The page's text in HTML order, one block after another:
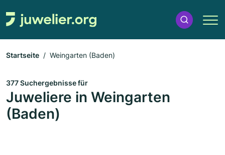
Startseite Weingarten (Baden)
377 Suchergebnisse für
Juweliere in Weingarten
(Baden)